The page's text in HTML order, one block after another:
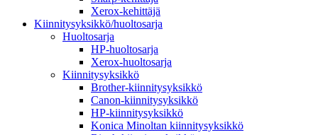
Xerox-kehittäjä
Kiinnitysyksikkö/huoltosarja
Huoltosarja
HP-huoltosarja
Xerox-huoltosarja
Kiinnitysyksikkö
Brother-kiinnitysyksikkö
Canon-kiinnitysyksikkö
HP-kiinnitysyksikkö
Konica Minoltan kiinnitysyksikkö